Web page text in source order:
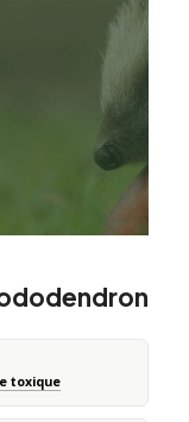
toxique